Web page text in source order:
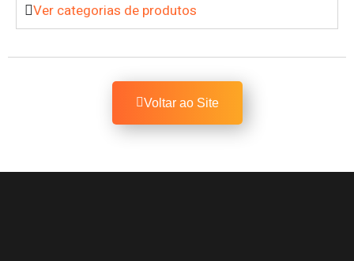
Ver categorias de produtos
Voltar ao Site